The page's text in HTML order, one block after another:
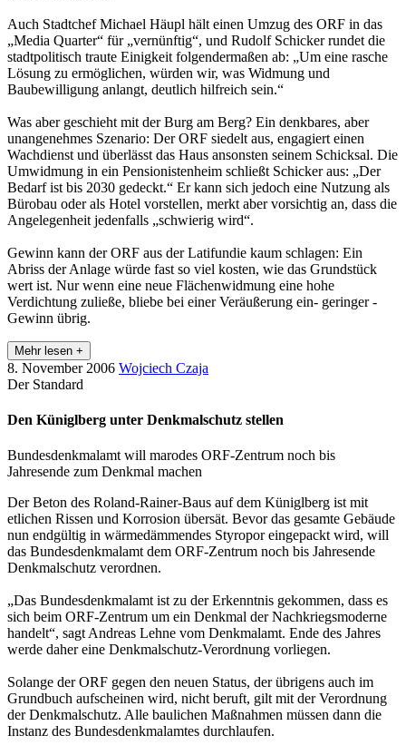
Auch Stadtchef Michael Häupl hält einen Umzug des ORF in das
„Media Quarter“ für „vernünftig“, und Rudolf Schicker rundet die
stadtpolitisch traute Einigkeit folgendermaßen ab: „Um eine rasche
Lösung zu ermöglichen, würden wir, was Widmung und
Baubewilligung anlangt, deutlich hilfreich sein.“
Was aber geschieht mit der Burg am Berg? Ein denkbares, aber
unangenehmes Szenario: Der ORF siedelt aus, engagiert einen
Wachdienst und überlässt das Haus ansonsten seinem Schicksal. Die
Umwidmung in ein Pensionistenheim schließt Schicker aus: „Der
Bedarf ist bis 2030 gedeckt.“ Er kann sich jedoch eine Nutzung als
Bürobau oder als Hotel vorstellen, merkt aber vorsichtig an, dass die
Angelegenheit jedenfalls „schwierig wird“.
Gewinn kann der ORF aus der Latifundie kaum schlagen: Ein
Abriss der Anlage würde fast so viel kosten, wie das Grundstück
wert ist. Nur wenn eine neue Flächenwidmung eine hohe
Verdichtung zuließe, bliebe bei einer Veräußerung ein- geringer -
Gewinn übrig.
Mehr lesen +
8. November 2006 Wojciech Czaja
Der Standard
Den Küniglberg unter Denkmalschutz stellen
Bundesdenkmalamt will marodes ORF-Zentrum noch bis
Jahresende zum Denkmal machen
Der Beton des Roland-Rainer-Baus auf dem Küniglberg ist mit
etlichen Rissen und Korrosion übersät. Bevor das gesamte Gebäude
nun endgültig in wärmedämmendes Styropor eingepackt wird, will
das Bundesdenkmalamt dem ORF-Zentrum noch bis Jahresende
Denkmalschutz verordnen.
„Das Bundesdenkmalamt ist zu der Erkenntnis gekommen, dass es
sich beim ORF-Zentrum um ein Denkmal der Nachkriegsmoderne
handelt“, sagt Andreas Lehne vom Denkmalamt. Ende des Jahres
werde daher eine Denkmalschutz-Verordnung vorliegen.
Solange der ORF gegen den neuen Status, der übrigens auch im
Grundbuch aufscheinen wird, nicht beruft, gilt mit der Verordnung
der Denkmalschutz. Alle baulichen Maßnahmen müssen dann die
Instanz des Bundesdenkmalamtes durchlaufen.